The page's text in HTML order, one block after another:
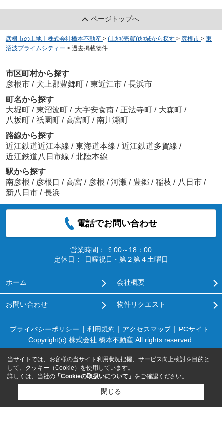
ページトップへ
彦根市の土地｜株式会社橋本不動産 > (土地(売買))地域から探す > 彦根市 > 東
沼波プライムシティー > 過去掲載物件
市区町村から探す
彦根市 / 犬上郡豊郷町 / 東近江市 / 長浜市
町名から探す
大堀町 / 東沼波町 / 大字安食南 / 正法寺町 / 大森町 /
八坂町 / 祇園町 / 高宮町 / 南川瀬町
路線から探す
近江鉄道近江本線 / 東海道本線 / 近江鉄道多賀線 /
近江鉄道八日市線 / 北陸本線
駅から探す
南彦根 / 彦根口 / 高宮 / 彦根 / 河瀬 / 豊郷 / 稲枝 / 八日市 /
新八日市 / 長浜
電話でお問い合わせ
営業時間：
9:00～18：00
定休日：
日曜祝日・第２第４土曜日
ホーム 会社概要
お問い合わせ 物件リクエスト
プライバシーポリシー 利用規約 アクセスマップ
PCサイト
Copyright(c) 株式会社 橋本不動産 All rights reserved.
当サイトでは、お客様の当サイト利用状況把握、サービス向上検討を目的と
して、クッキー（Cookie）を使用しています。
詳しくは、当社の 「Cookieの取扱いについて」 をご確認ください。
閉じる